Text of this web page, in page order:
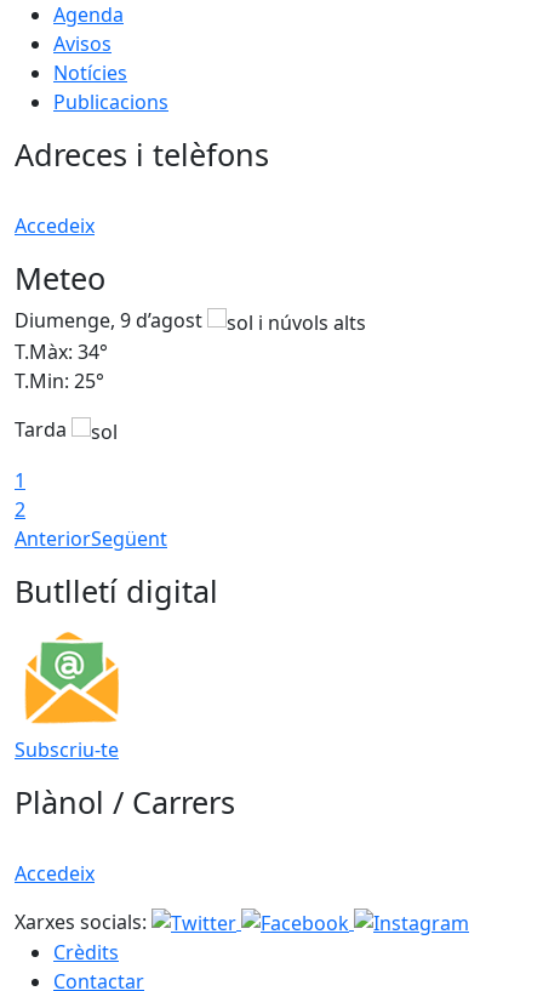
Agenda
Avisos
Notícies
Publicacions
Adreces i telèfons
Accedeix
Meteo
Diumenge, 9 d’agost
T.Màx: 34°
T.Min: 25°
Tarda
1
2
AnteriorSegüent
Butlletí digital
Subscriu-te
Plànol / Carrers
Accedeix
Xarxes socials:
Crèdits
Contactar